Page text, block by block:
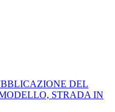
DEL
STRADA IN